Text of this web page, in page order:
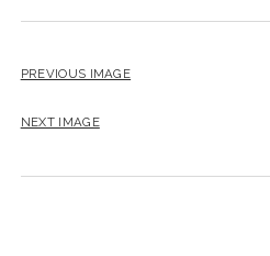
PREVIOUS IMAGE
NEXT IMAGE